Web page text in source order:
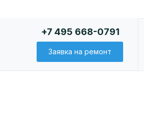
+7 495 668-0791
Заявка на ремонт